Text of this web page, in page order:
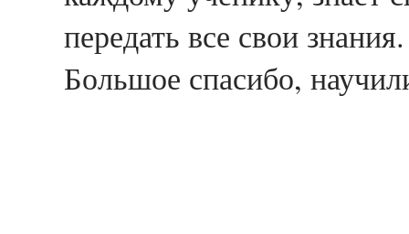
передать все свои
Большое спасибо,